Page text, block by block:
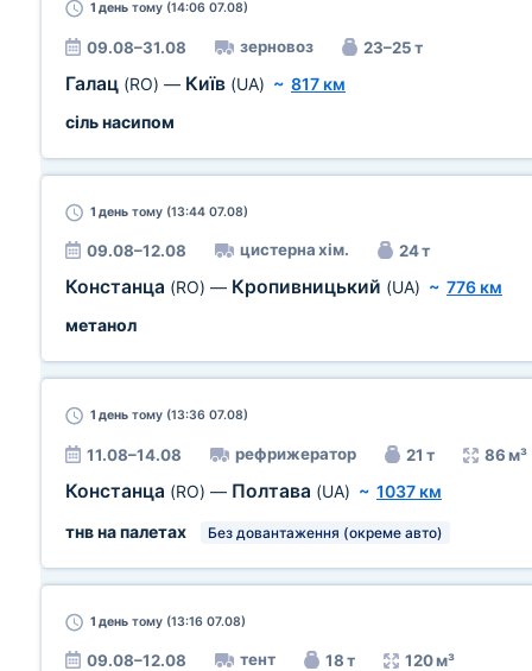
1 день тому (14:06 07.08)
09.08–31.08 зерновоз 23–25 т
Галац (RO) — Київ (UA) ~ 817 км
сіль насипом
1 день тому (13:44 07.08)
09.08–12.08 цистерна хім. 24 т
Констанца (RO) — Кропивницький (UA) ~ 776 км
метанол
1 день тому (13:36 07.08)
11.08–14.08 рефрижератор 21 т 86 м³
Констанца (RO) — Полтава (UA) ~ 1037 км
тнв на палетах
Без довантаження (окреме авто)
1 день тому (13:16 07.08)
09.08–12.08 тент 18 т 120 м³